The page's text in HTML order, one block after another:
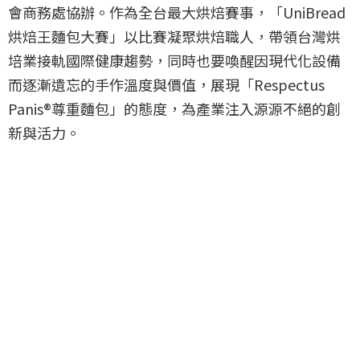
會商務處協辦。作為全台最大烘焙賽事，「UniBread
烘焙王麵包大賽」以比賽凝聚烘焙職人，帶領台灣烘
培業接軌國際健康趨勢，同時也要喚醒因現代化設備
而逐漸遺忘的手作溫度與價值，展現「Respectus
Panis®尊重麵包」的態度，為產業注入源源不絕的創
新與活力。